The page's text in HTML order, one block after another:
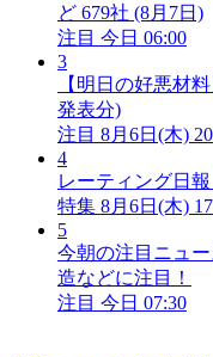
ど 679社 (8月7日)
注目 今日 06:00
3
【明日の好悪材
発表分)
注目 8月6日(木)
4
レーティング日
特集 8月6日(木)
5
今朝の注目ニュ
造などに注目！
注目 今日 07:30